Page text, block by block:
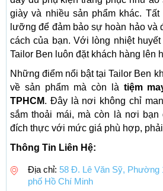
giày và nhiều sản phẩm khác.
lưỡng để đảm bảo sự hoàn hảo và
cách của bạn. Với lòng nhiệt
Tailor Ben luôn đặt khách hàng lên
Những điểm nổi bật tại Tailor Ben
về sản phẩm mà còn là tiệm
TPHCM. Đây là nơi không chỉ
sắm thoải mái, mà còn là nơi bạn
đích thực với mức giá phù hợp,
Thông Tin Liên Hệ:
Địa chỉ: 58 Đ. Lê Văn Sỹ, Phường
phố Hồ Chí Minh